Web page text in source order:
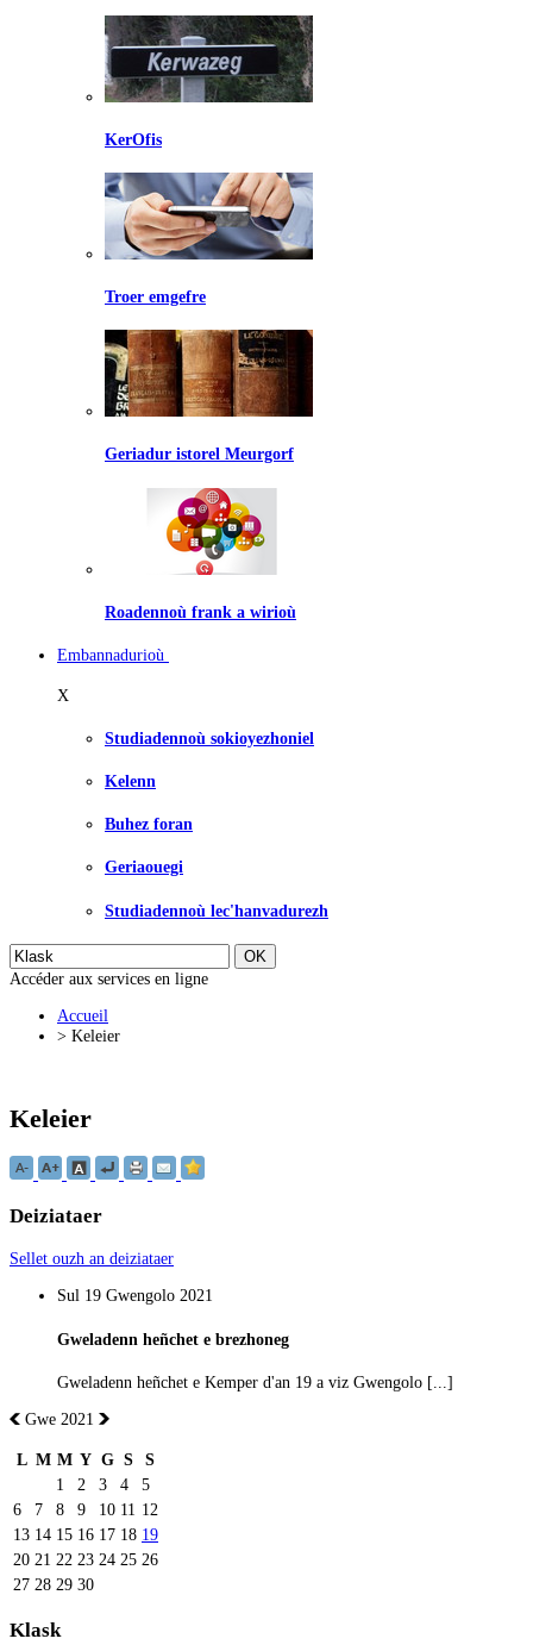
KerOfis
Troer emgefre
Geriadur istorel Meurgorf
Roadennoù frank a wirioù
Embannadurioù
X
Studiadennoù sokioyezhoniel
Kelenn
Buhez foran
Geriaouegi
Studiadennoù lec'hanvadurezh
Accéder aux services en ligne
Accueil
> Keleier
Keleier
Deiziataer
Sellet ouzh an deiziataer
Sul 19 Gwengolo 2021
Gweladenn heñchet e brezhoneg
Gweladenn heñchet e Kemper d'an 19 a viz Gwengolo [...]
Gwe 2021
L M M Y G S
S
1
2 3 4
5
6
7 8 9 10 11 12
13 14 15 16 17 18 19
20 21 22 23 24 25 26
27 28 29 30
Klask